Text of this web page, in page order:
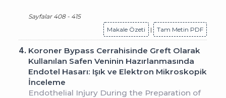
Sayfalar 408 - 415
Makale Özeti
| Tam Metin PDF
4. Koroner Bypass Cerrahisinde Greft Olarak
Kullanılan Safen Veninin Hazırlanmasında
Endotel Hasarı: Işık ve Elektron Mikroskopik
İnceleme
Endothelial Injury During the Preparation of